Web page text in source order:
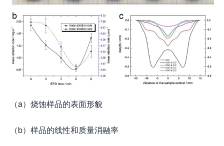
（a）烧蚀样品的表面形貌
（b）样品的线性和质量消融率